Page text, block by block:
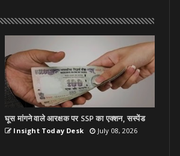
घूस मांगने वाले आरक्षक पर SSP का एक्शन, सस्पेंड
Insight Today Desk July 08, 2026